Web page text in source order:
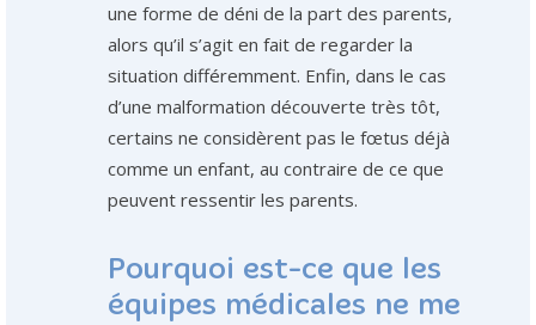
une forme de déni de la part des parents,
alors qu’il s’agit en fait de regarder la
situation différemment. Enfin, dans le cas
d’une malformation découverte très tôt,
certains ne considèrent pas le fœtus déjà
comme un enfant, au contraire de ce que
peuvent ressentir les parents.
Pourquoi est-ce que les
équipes médicales ne me